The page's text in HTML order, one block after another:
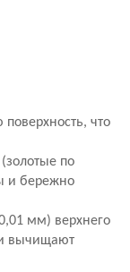
что
по
и бережно
мм) верхнего
вычищают